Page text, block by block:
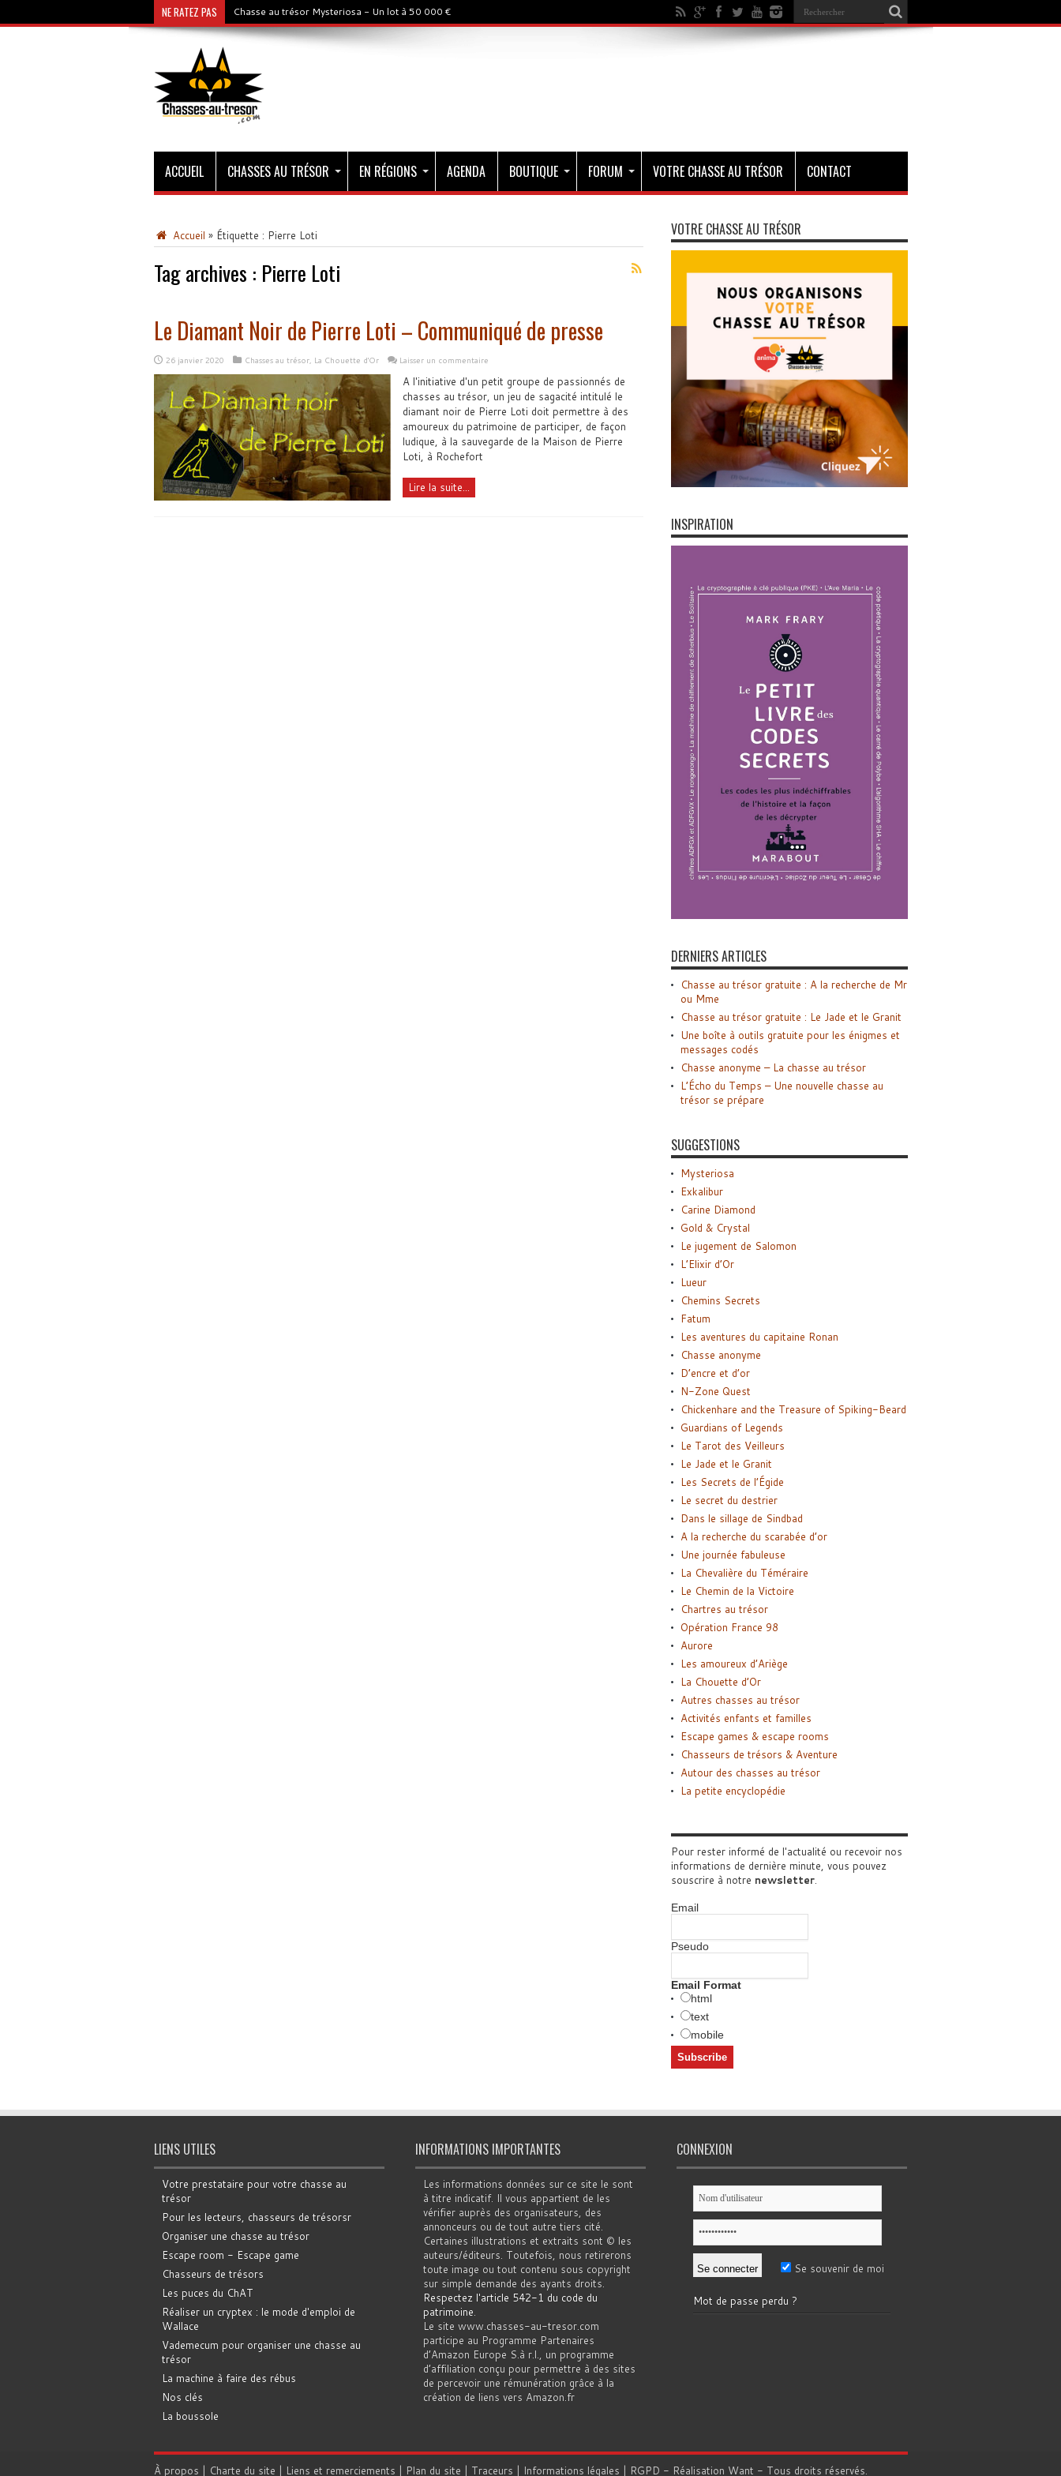
NE RATEZ PAS Chasse au trésor Mysteriosa - Un lot à 50 000 €
ACCUEIL CHASSES AU TRÉSOR EN RÉGIONS AGENDA BOUTIQUE FORUM VOTRE CHASSE AU TRÉSOR CONTACT
Accueil » Étiquette : Pierre Loti
Tag archives : Pierre Loti
Le Diamant Noir de Pierre Loti – Communiqué de presse
26 janvier 2020 Chasses au trésor, La Chouette d'Or Laisser un commentaire
A l'initiative d'un petit groupe de passionnés de
chasses au trésor, un jeu de sagacité intitulé le
diamant noir de Pierre Loti doit permettre à des
amoureux du patrimoine de participer, de façon
ludique, à la sauvegarde de la Maison de Pierre
Loti, à Rochefort
Lire la suite...
VOTRE CHASSE AU TRÉSOR
INSPIRATION
DERNIERS ARTICLES
Chasse au trésor gratuite : A la recherche de Mr
ou Mme
Chasse au trésor gratuite : Le Jade et le Granit
Une boîte à outils gratuite pour les énigmes et
messages codés
Chasse anonyme – La chasse au trésor
L’Écho du Temps – Une nouvelle chasse au
trésor se prépare
SUGGESTIONS
Mysteriosa
Exkalibur
Carine Diamond
Gold & Crystal
Le jugement de Salomon
L’Elixir d’Or
Lueur
Chemins Secrets
Fatum
Les aventures du capitaine Ronan
Chasse anonyme
D’encre et d’or
N-Zone Quest
Chickenhare and the Treasure of Spiking-Beard
Guardians of Legends
Le Tarot des Veilleurs
Le Jade et le Granit
Les Secrets de l’Égide
Le secret du destrier
Dans le sillage de Sindbad
A la recherche du scarabée d’or
Une journée fabuleuse
La Chevalière du Téméraire
Le Chemin de la Victoire
Chartres au trésor
Opération France 98
Aurore
Les amoureux d’Ariège
La Chouette d’Or
Autres chasses au trésor
Activités enfants et familles
Escape games & escape rooms
Chasseurs de trésors & Aventure
Autour des chasses au trésor
La petite encyclopédie
Pour rester informé de l'actualité ou recevoir nos
informations de dernière minute, vous pouvez
souscrire à notre newsletter.
Email
Pseudo
Email Format
html
text
mobile
LIENS UTILES
Votre prestataire pour votre chasse au
trésor
Pour les lecteurs, chasseurs de trésorsr
Organiser une chasse au trésor
Escape room - Escape game
Chasseurs de trésors
Les puces du ChAT
Réaliser un cryptex : le mode d'emploi de
Wallace
Vademecum pour organiser une chasse au
trésor
La machine à faire des rébus
Nos clés
La boussole
INFORMATIONS IMPORTANTES
Les informations données sur ce site le sont
à titre indicatif. Il vous appartient de les
vérifier auprès des organisateurs, des
annonceurs ou de tout autre tiers cité.
Certaines illustrations et extraits sont © les
auteurs/éditeurs. Toutefois, nous retirerons
toute image ou tout contenu sous copyright
sur simple demande des ayants droits.
Respectez l'article 542-1 du code du
patrimoine.
Le site www.chasses-au-tresor.com
participe au Programme Partenaires
d’Amazon Europe S.à r.l., un programme
d’affiliation conçu pour permettre à des sites
de percevoir une rémunération grâce à la
création de liens vers Amazon.fr
CONNEXION
Se souvenir de moi
Mot de passe perdu ?
À propos | Charte du site | Liens et remerciements | Plan du site | Traceurs | Informations légales | RGPD - Réalisation Want - Tous droits réservés.